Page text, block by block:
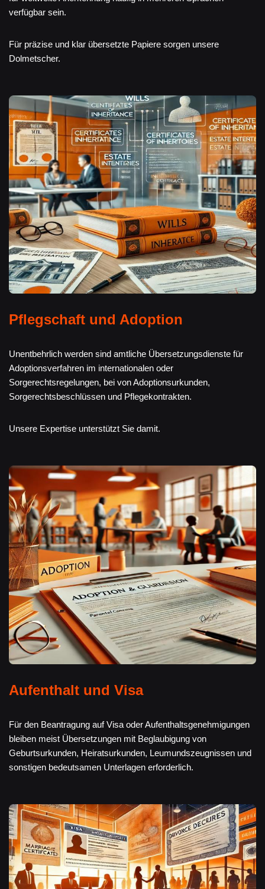
verfügbar sein.
Für präzise und klar übersetzte Papiere sorgen unsere
Dolmetscher.
Pflegschaft und Adoption
Unentbehrlich werden sind amtliche Übersetzungsdienste für
Adoptionsverfahren im internationalen oder
Sorgerechtsregelungen, bei von Adoptionsurkunden,
Sorgerechtsbeschlüssen und Pflegekontrakten.
Unsere Expertise unterstützt Sie damit.
Aufenthalt und Visa
Für den Beantragung auf Visa oder Aufenthaltsgenehmigungen
bleiben meist Übersetzungen mit Beglaubigung von
Geburtsurkunden, Heiratsurkunden, Leumundszeugnissen und
sonstigen bedeutsamen Unterlagen erforderlich.